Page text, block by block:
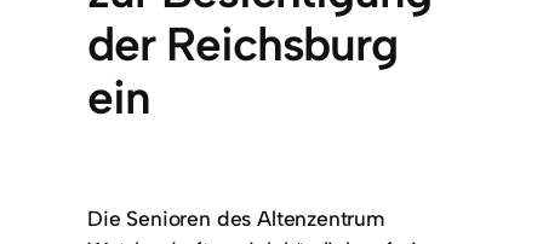
der Reichsburg
ein
Die Senioren des Altenzentrum